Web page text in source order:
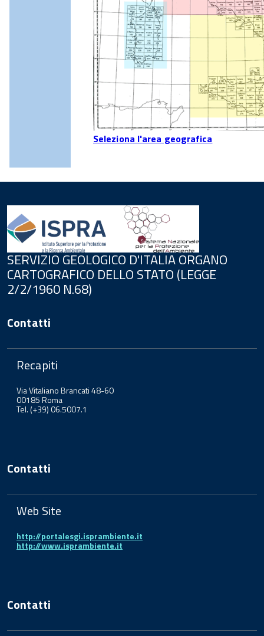
Seleziona l'area geografica
SERVIZIO GEOLOGICO D'ITALIA ORGANO
CARTOGRAFICO DELLO STATO (LEGGE
2/2/1960 N.68)
Contatti
Recapiti
Via Vitaliano Brancati 48-60
00185 Roma
Tel. (+39) 06.5007.1
Contatti
Web Site
http://portalesgi.isprambiente.it
http://www.isprambiente.it
Contatti